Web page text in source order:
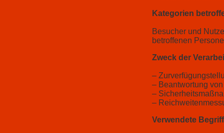
Kategorien
Besucher und
betroffenen
Zweck der
–
– Beantwortung
–
–
Verwendete